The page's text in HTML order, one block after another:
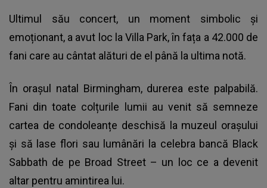
Ultimul său concert, un moment simbolic și
emoționant, a avut loc la Villa Park, în fața a 42.000 de
fani care au cântat alături de el până la ultima notă.
În orașul natal Birmingham, durerea este palpabilă.
Fani din toate colțurile lumii au venit să semneze
cartea de condoleanțe deschisă la muzeul orașului
și să lase flori sau lumânări la celebra bancă Black
Sabbath de pe Broad Street – un loc ce a devenit
altar pentru amintirea lui.